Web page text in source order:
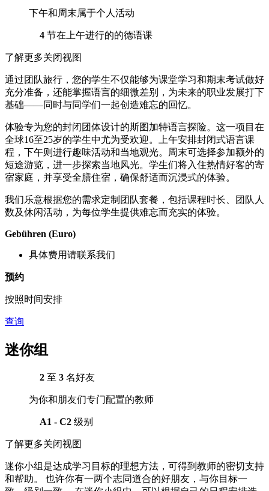
下午和周末属于个人活动
4 节在上午进行的的德语课
了解更多关闭视图
通过团队旅行，您的学生不仅能够为课堂学习和期末考试做好
充分准备，还能掌握语言的细微差别，为未来的职业发展打下
基础——同时与同学们一起创造难忘的回忆。
体验专为您的封闭团体设计的斯图加特语言探险。这一项目在
全球16至25岁的学生中尤为受欢迎。上午安排封闭式语言课
程，下午则进行趣味活动和当地观光。周末可选择参加额外的
短途游览，进一步探索当地风光。学生们将入住热情好客的寄
宿家庭，并享受全膳住宿，确保舒适而沉浸式的体验。
我们乐意根据您的需求定制团队套餐，包括课程时长、团队人
数及休闲活动，为每位学生提供难忘而充实的体验。
Gebühren (Euro)
具体费用请联系我们
预约
按照时间安排
查询
迷你组
2 至 3 名好友
为你和朋友们专门配置的教师
A1 - C2 级别
了解更多关闭视图
迷你小组是达成学习目标的理想方法，可得到教师的密切支持
和帮助。 也许你有一两个志同道合的好朋友，与你目标一